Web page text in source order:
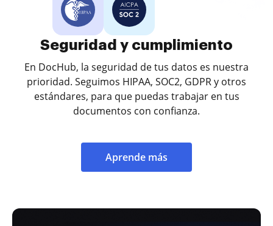
Seguridad y cumplimiento
En DocHub, la seguridad de tus datos es nuestra
prioridad. Seguimos HIPAA, SOC2, GDPR y otros
estándares, para que puedas trabajar en tus
documentos con confianza.
Aprende más